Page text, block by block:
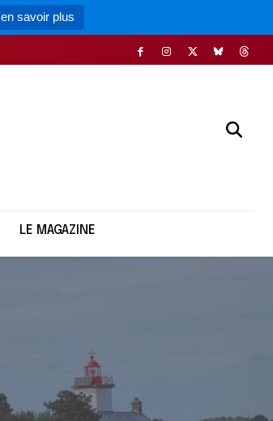
en savoir plus
LE MAGAZINE